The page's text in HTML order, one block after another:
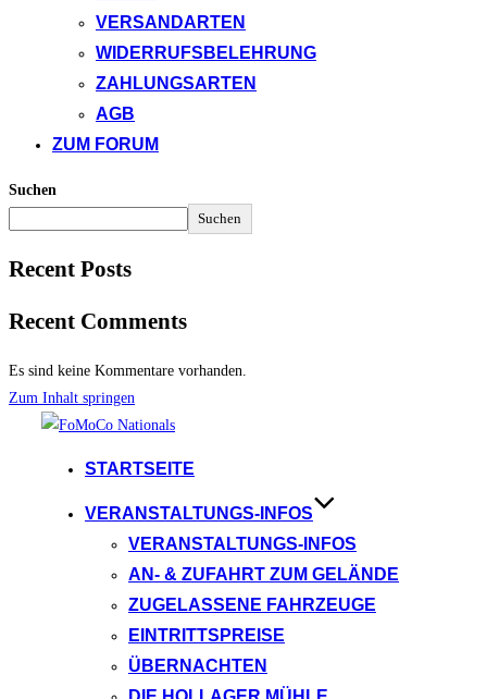
VERSANDARTEN
WIDERRUFSBELEHRUNG
ZAHLUNGSARTEN
AGB
ZUM FORUM
Suchen
Suchen
Recent Posts
Recent Comments
Es sind keine Kommentare vorhanden.
Zum Inhalt springen
STARTSEITE
VERANSTALTUNGS-INFOS
VERANSTALTUNGS-INFOS
AN- & ZUFAHRT ZUM GELÄNDE
ZUGELASSENE FAHRZEUGE
EINTRITTSPREISE
ÜBERNACHTEN